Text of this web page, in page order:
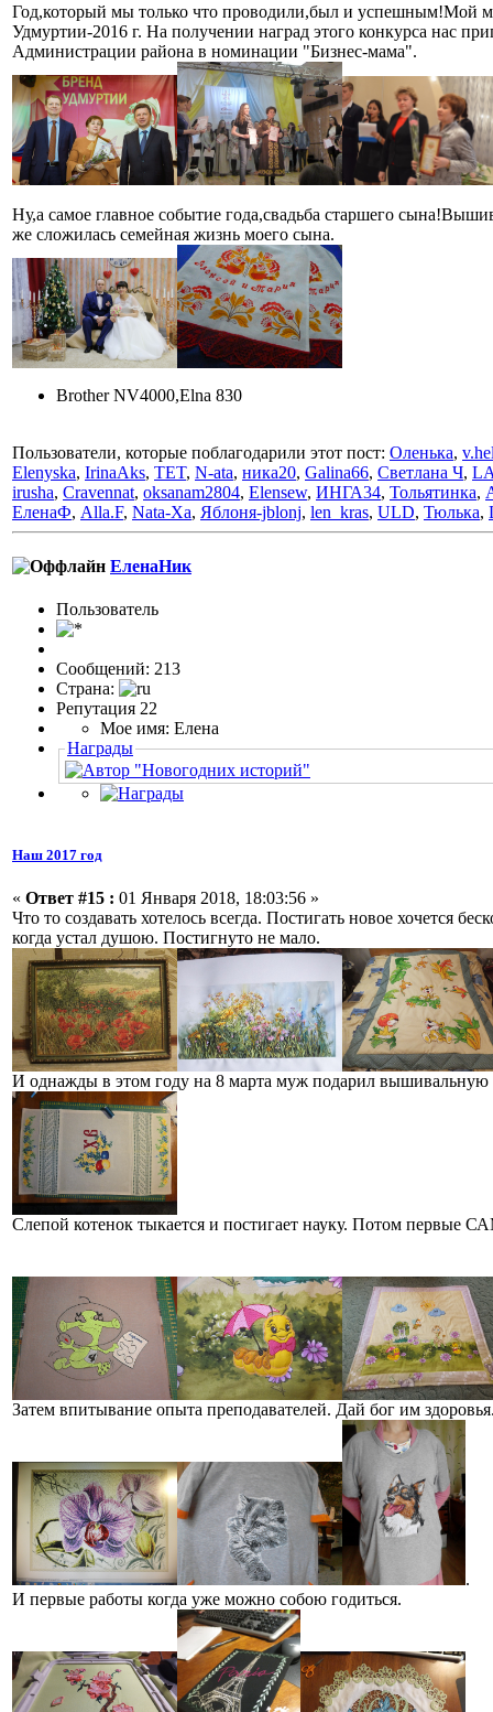
Год,который мы только что проводили,был и успешным!Мой
Удмуртии-2016 г. На получении наград этого конкурса нас
Администрации района в номинации "Бизнес-мама".
Ну,а самое главное событие года,свадьба старшего
же сложилась семейная жизнь моего сына.
Brother NV4000,Elna 830
Пользователи, которые поблагодарили этот пост: Оленька,
Elenyska, IrinaAks, TET, N-ata, ника20, Galina66, Светлана Ч,
irusha, Cravennat, oksanam2804, Elensew, ИНГА34, Тольятинка,
ЕленаФ, Alla.F, Nata-Xa, Яблоня-jblonj, len_kras, ULD, Тюлька,
ЕленаНик
Пользовaтeль
Сообщений: 213
Страна:
Репутация 22
Мое имя: Елена
Награды
Наш 2017 год
« Ответ #15 : 01 Января 2018, 18:03:56 »
Что то создавать хотелось всегда. Постигать новое хочется
когда устал душою. Постигнуто не мало.
И однажды в этом году на 8 марта муж подарил вышивальную
Слепой котенок тыкается и постигает науку. Потом
Затем впитывание опыта преподавателей. Дай бог им
.
И первые работы когда уже можно собою годиться.